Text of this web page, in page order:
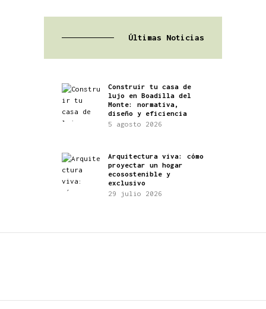
Últimas Noticias
Construir tu casa de
lujo en Boadilla del
Monte: normativa,
diseño y eficiencia
5 agosto 2026
Arquitectura viva: cómo
proyectar un hogar
ecosostenible y
exclusivo
29 julio 2026